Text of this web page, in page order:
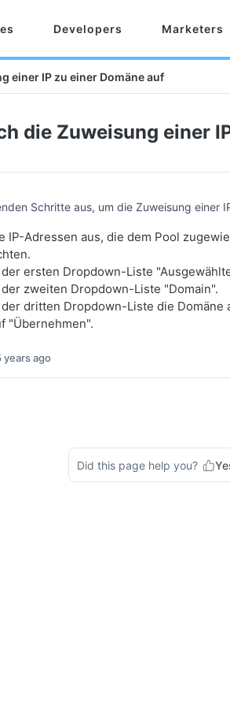
Developers Marketers
einer IP zu einer Domäne auf
die Zuweisung einer
Schritte aus, um die Zuweisung einer
IP-Adressen aus, die dem Pool
ersten Dropdown-Liste
zweiten Dropdown-Liste "Domain".
dritten Dropdown-Liste die Domäne
"Übernehmen".
years ago
Did this page help you?